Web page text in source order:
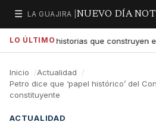
☰
Secciones
LA GUAJIRA | NUEVO DÍA
LO ÚLTIMO
exaltar las historias que construyen el
Inicio
Actualidad
Petro dice que ‘papel histórico’ del
constituyente
ACTUALIDAD